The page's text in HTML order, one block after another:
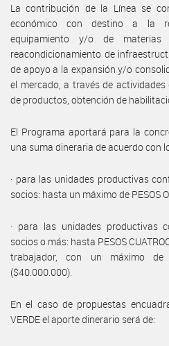
La contribución de la Línea se
económico con destino a la
equipamiento y/o de
reacondicionamiento de
de apoyo a la expansión y/o
el mercado, a través de
de productos, obtención de
El Programa aportará para la
una suma dineraria de acuerdo con
· para las unidades productivas
socios: hasta un máximo de PESOS
· para las unidades productivas
socios o más: hasta PESOS
trabajador, con un máximo de
($40.000.000).
En el caso de propuestas
VERDE el aporte dinerario será de: